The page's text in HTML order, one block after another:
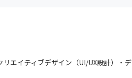
エイティブデザイン（UI/UX設計）・デ